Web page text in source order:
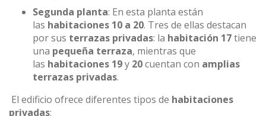
Segunda planta: En esta planta están
las habitaciones 10 a 20. Tres de ellas destacan
por sus terrazas privadas: la habitación 17tiene
una pequeña terraza, mientras que
las habitaciones 19y 20cuentan con amplias
terrazas privadas.
El edificio ofrece diferentes tipos de habitaciones
privadas: